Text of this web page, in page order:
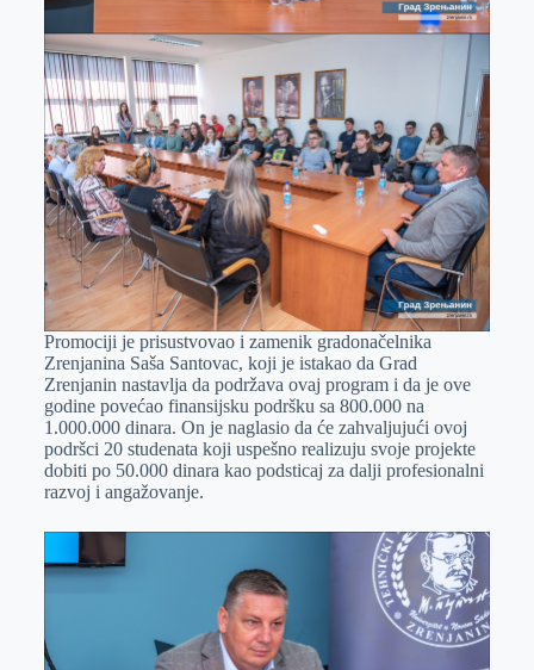
Promociji je prisustvovao i zamenik gradonačelnika
Zrenjanina Saša Santovac, koji je istakao da Grad
Zrenjanin nastavlja da podržava ovaj program i da je ove
godine povećao finansijsku podršku sa 800.000 na
1.000.000 dinara. On je naglasio da će zahvaljujući ovoj
podršci 20 studenata koji uspešno realizuju svoje projekte
dobiti po 50.000 dinara kao podsticaj za dalji profesionalni
razvoj i angažovanje.